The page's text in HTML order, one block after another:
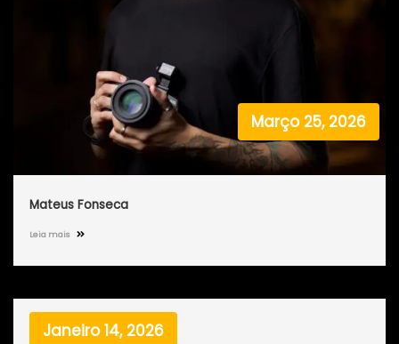
Março 25, 2026
Mateus Fonseca
Leia mais
Janeiro 14, 2026